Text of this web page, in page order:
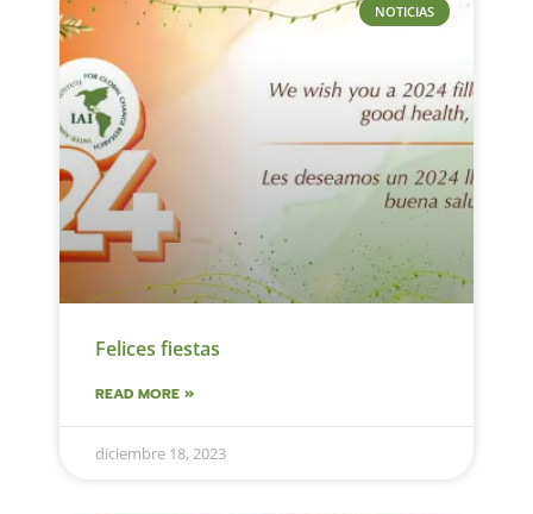
NOTICIAS
Felices fiestas
READ MORE »
diciembre 18, 2023